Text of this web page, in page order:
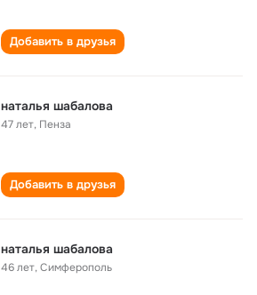
Добавить в друзья
наталья шабалова
47 лет, Пенза
Добавить в друзья
наталья шабалова
46 лет,Симферополь